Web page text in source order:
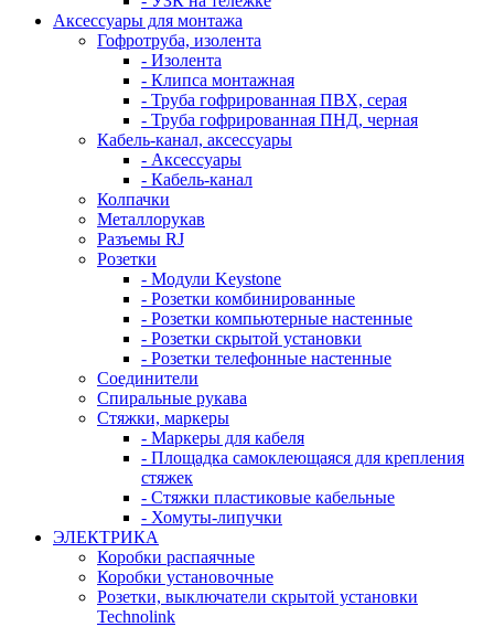
Аксессуары для монтажа
Гофротруба, изолента
- Изолента
- Клипса монтажная
- Труба гофрированная ПВХ, серая
- Труба гофрированная ПНД, черная
Кабель-канал, аксессуары
- Аксессуары
- Кабель-канал
Колпачки
Металлорукав
Разъемы RJ
Розетки
- Модули Keystone
- Розетки комбинированные
- Розетки компьютерные настенные
- Розетки скрытой установки
- Розетки телефонные настенные
Соединители
Спиральные рукава
Стяжки, маркеры
- Маркеры для кабеля
- Площадка самоклеющаяся для крепления
стяжек
- Стяжки пластиковые кабельные
- Хомуты-липучки
ЭЛЕКТРИКА
Коробки распаячные
Коробки установочные
Розетки, выключатели скрытой установки
Technolink